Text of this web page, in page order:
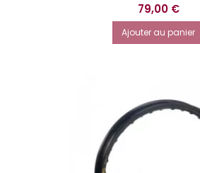
Prix
79,00 €
Ajouter au panier